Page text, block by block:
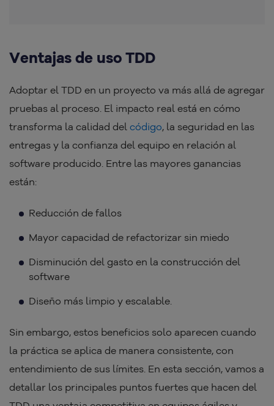
Ventajas de uso TDD
Adoptar el TDD en un proyecto va más allá de agregar
pruebas al proceso. El impacto real está en cómo
transforma la calidad del código, la seguridad en las
entregas y la confianza del equipo en relación al
software producido. Entre las mayores ganancias
están:
Reducción de fallos
Mayor capacidad de refactorizar sin miedo
Disminución del gasto en la construcción del
software
Diseño más limpio y escalable.
Sin embargo, estos beneficios solo aparecen cuando
la práctica se aplica de manera consistente, con
entendimiento de sus límites. En esta sección, vamos a
detallar los principales puntos fuertes que hacen del